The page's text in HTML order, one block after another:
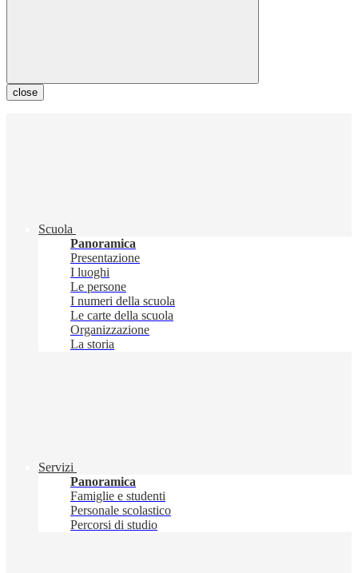
close
Scuola
Panoramica
Presentazione
I luoghi
Le persone
I numeri della scuola
Le carte della scuola
Organizzazione
La storia
Servizi
Panoramica
Famiglie e studenti
Personale scolastico
Percorsi di studio